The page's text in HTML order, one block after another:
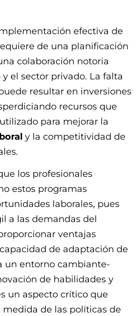
efectiva de
de una planificación
colaboración notoria
el sector privado. La falta
resultar en inversiones
recursos que
para mejorar la
y la competitividad de
los profesionales
estos programas
laborales, pues
a las demandas del
ventajas
de adaptación de
un entorno cambiante-
de habilidades y
un aspecto crítico que
de las políticas de